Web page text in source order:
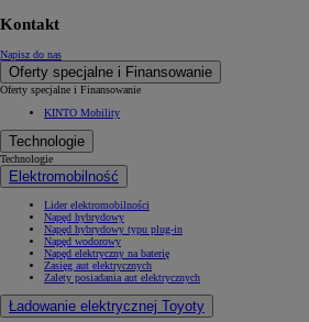
Kontakt
Napisz do nas
Oferty specjalne i Finansowanie
Oferty specjalne i Finansowanie
KINTO Mobility
Technologie
Technologie
Elektromobilność
Lider elektromobilności
Napęd hybrydowy
Napęd hybrydowy typu plug-in
Napęd wodorowy
Napęd elektryczny na baterię
Zasięg aut elektrycznych
Zalety posiadania aut elektrycznych
Ładowanie elektrycznej Toyoty